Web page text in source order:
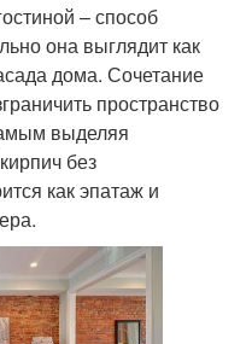
– способ
она выглядит как
дома. Сочетание
пространство
выделяя
без
как эпатаж и